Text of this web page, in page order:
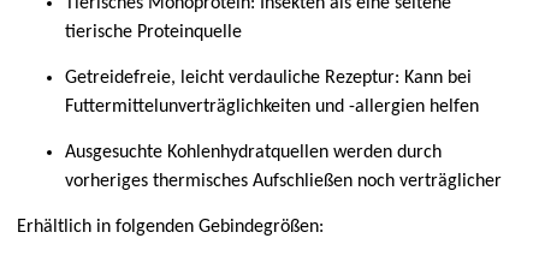
tierische Proteinquelle
Getreidefreie, leicht verdauliche Rezeptur: Kann bei
Futtermittelunverträglichkeiten und -allergien helfen
Ausgesuchte Kohlenhydratquellen werden durch
vorheriges thermisches Aufschließen noch verträglicher
Erhältlich in folgenden Gebindegrößen: